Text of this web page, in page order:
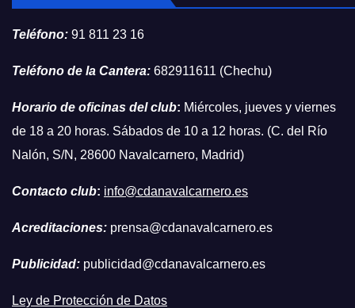
Teléfono: 91 811 23 16
Teléfono de la Cantera: 682911611 (Chechu)
Horario de oficinas del club: Miércoles, jueves y viernes
de 18 a 20 horas. Sábados de 10 a 12 horas. (C. del Río
Nalón, S/N, 28600 Navalcarnero, Madrid)
Contacto club: info@cdanavalcarnero.es
Acreditaciones: prensa@cdanavalcarnero.es
Publicidad: publicidad@cdanavalcarnero.es
Ley de Protección de Datos